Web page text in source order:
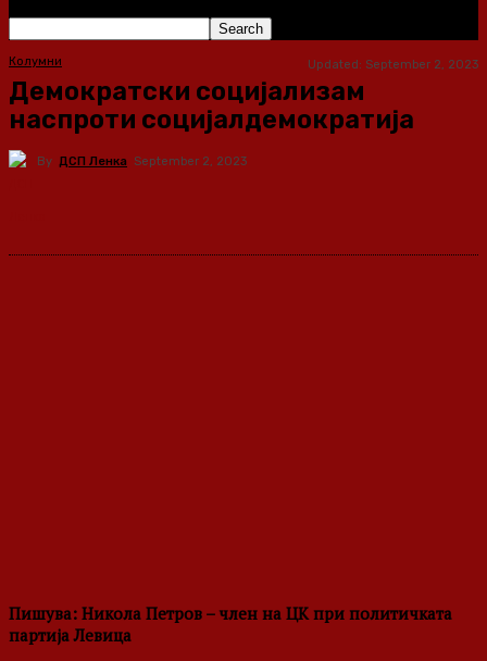
Колумни Updated: September 2, 2023
Демократски социјализам
наспроти социјалдемократија
By ДСП Ленка September 2, 2023
Пишува: Никола Петров – член на ЦК при политичката
партија Левица